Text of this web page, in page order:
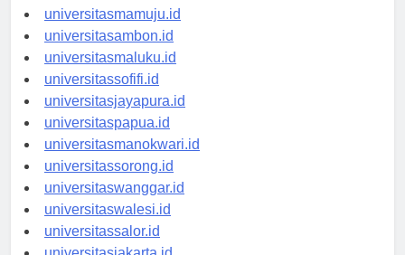
universitasgorontalo.id
universitasmamuju.id
universitasambon.id
universitasmaluku.id
universitassofifi.id
universitasjayapura.id
universitaspapua.id
universitasmanokwari.id
universitassorong.id
universitaswanggar.id
universitaswalesi.id
universitassalor.id